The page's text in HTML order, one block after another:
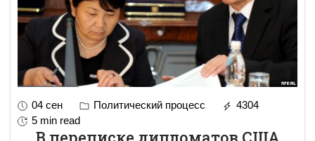
04 сен Политический процесс
4304
5 min read